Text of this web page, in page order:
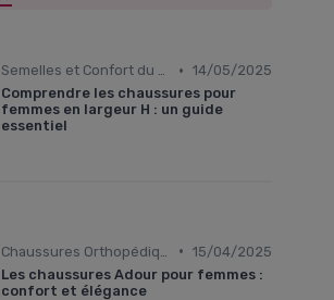
Semelles et Confort du Pied • 14/05/2025
Comprendre les chaussures pour
femmes en largeur H : un guide
essentiel
• 15/04/2025
Les chaussures Adour pour femmes :
confort et élégance